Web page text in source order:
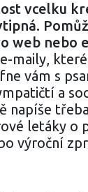
vcelku
web nebo
maily,
vám s
a
napíše
letáky o
výroční